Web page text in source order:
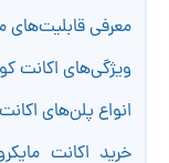
معرفی قابلیت‌های
ویژگی‌های اکانت
انواع پلن‌های اکانت Copilot